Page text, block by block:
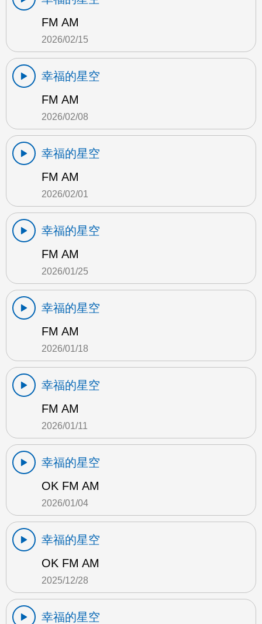
FM AM
2026/02/15
幸福的星空
FM AM
2026/02/08
幸福的星空
FM AM
2026/02/01
幸福的星空
FM AM
2026/01/25
幸福的星空
FM AM
2026/01/18
幸福的星空
FM AM
2026/01/11
幸福的星空
OK FM AM
2026/01/04
幸福的星空
OK FM AM
2025/12/28
幸福的星空